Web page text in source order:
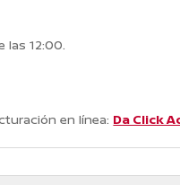
12:00.
en línea: Da Click